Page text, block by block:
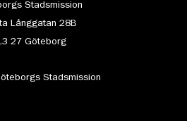
Stadsmission
Långgatan 28B
27 Göteborg
Stadsmission